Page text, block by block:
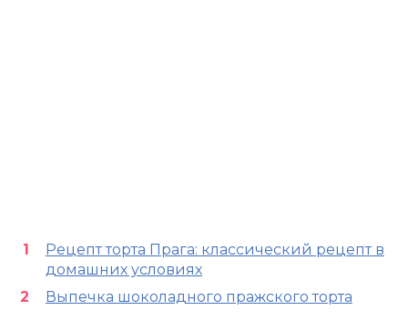
Рецепт торта Прага: классический рецепт в
домашних условиях
Выпечка шоколадного пражского торта